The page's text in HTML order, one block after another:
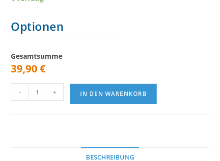
Optionen
Gesamtsumme
39,90€
T
- + IN DEN WARENKORB
BESCHREIBUNG